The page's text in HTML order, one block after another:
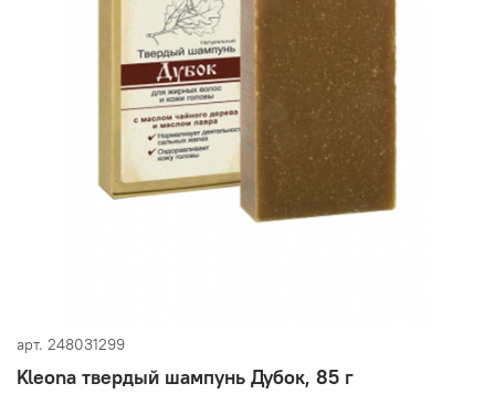
арт. 248031299
Kleona твердый шампунь Дубок, 85 г